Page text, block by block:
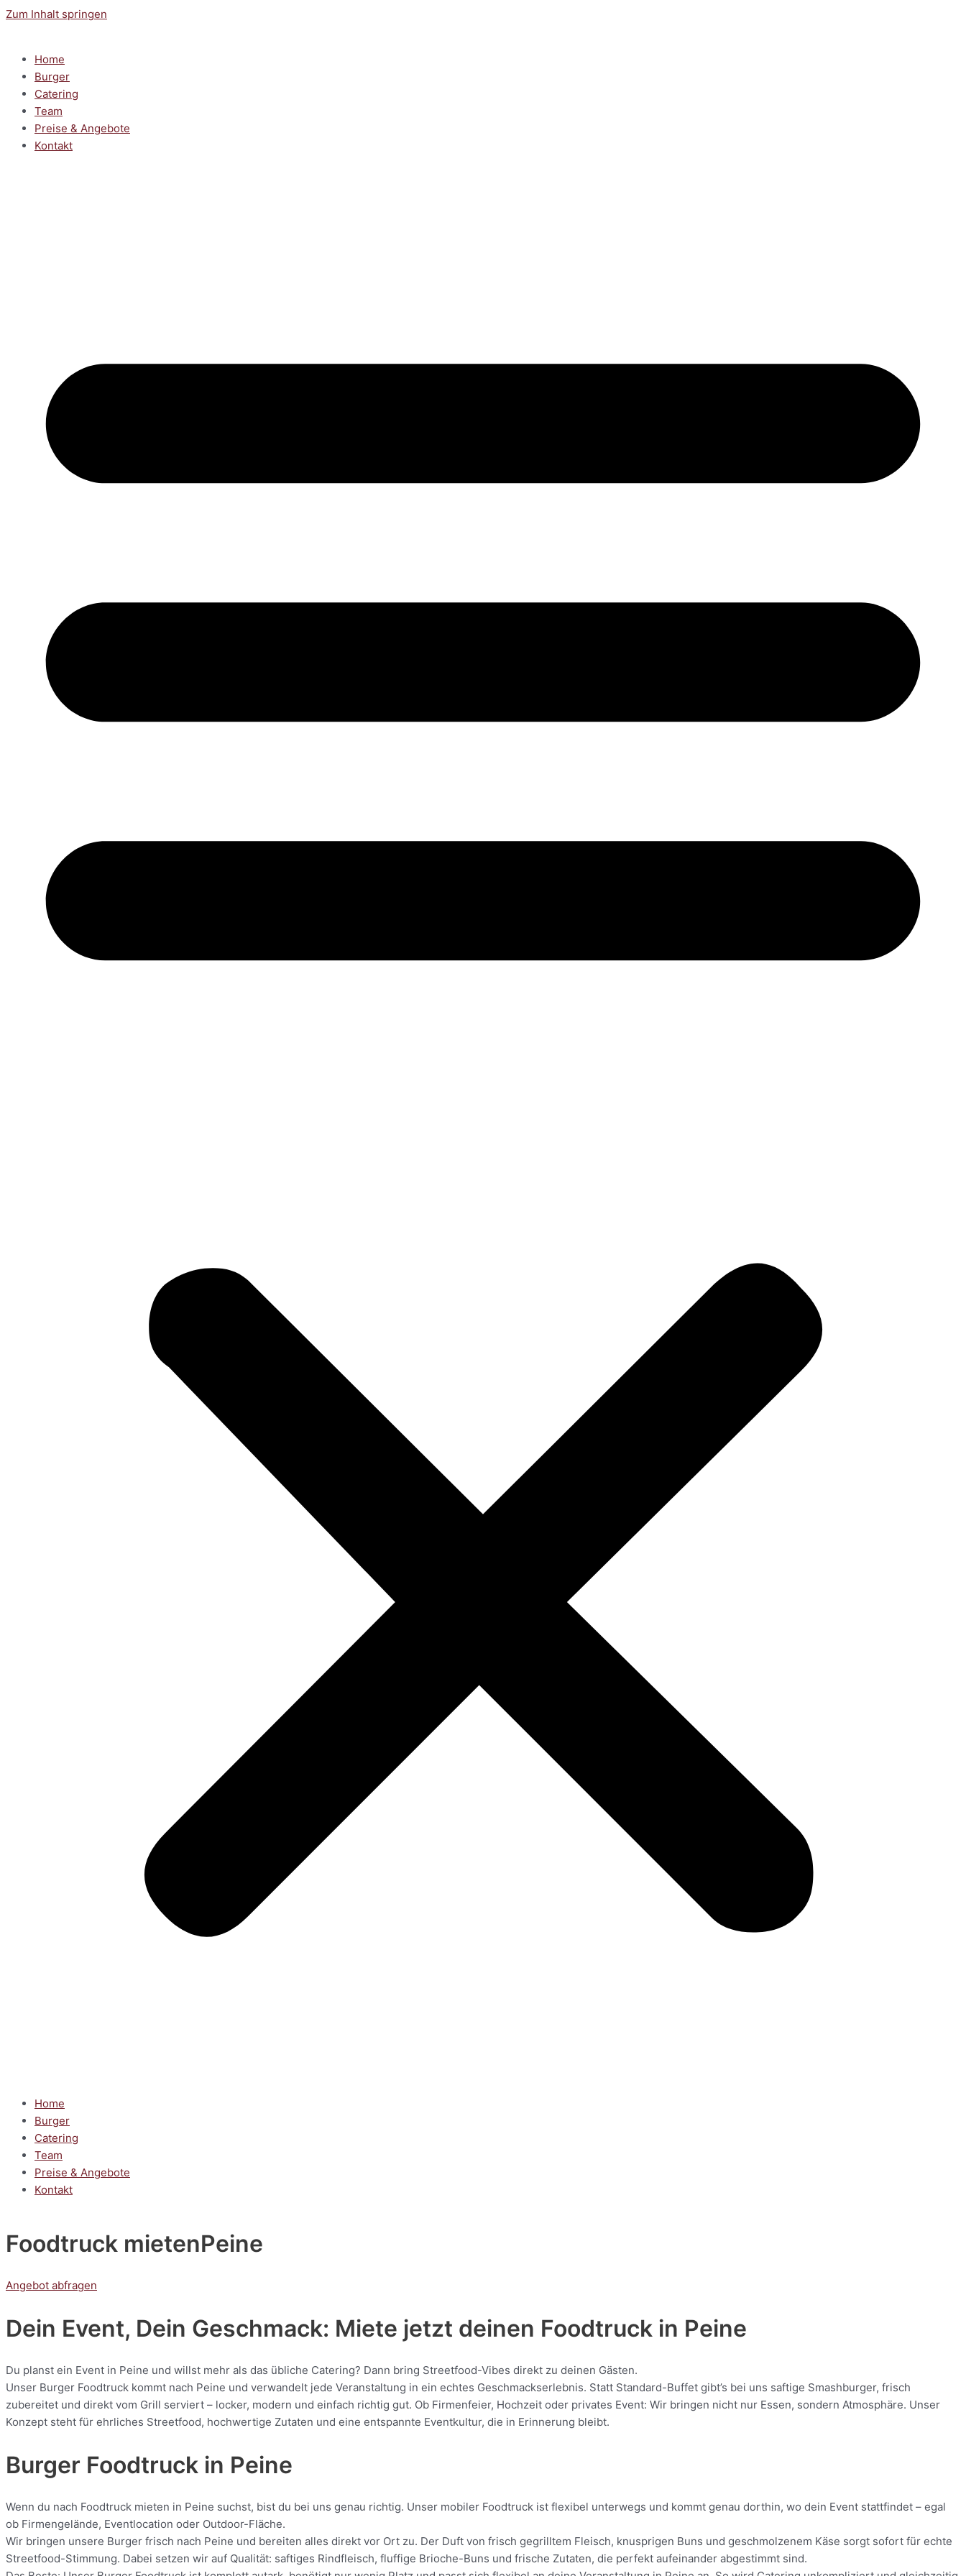
Zum Inhalt springen
Home
Burger
Catering
Team
Preise & Angebote
Kontakt
Home
Burger
Catering
Team
Preise & Angebote
Kontakt
Foodtruck mietenPeine
Angebot abfragen
Dein Event, Dein Geschmack: Miete jetzt deinen Foodtruck in Peine
Du planst ein Event in Peine und willst mehr als das übliche Catering? Dann bring Streetfood-Vibes direkt zu deinen Gästen.
Unser Burger Foodtruck kommt nach Peine und verwandelt jede Veranstaltung in ein echtes Geschmackserlebnis. Statt Standard-Buffet gibt’s bei uns saftige Smashburger, frisch
zubereitet und direkt vom Grill serviert – locker, modern und einfach richtig gut. Ob Firmenfeier, Hochzeit oder privates Event: Wir bringen nicht nur Essen, sondern Atmosphäre. Unser
Konzept steht für ehrliches Streetfood, hochwertige Zutaten und eine entspannte Eventkultur, die in Erinnerung bleibt.
Burger Foodtruck in Peine
Wenn du nach Foodtruck mieten in Peine suchst, bist du bei uns genau richtig. Unser mobiler Foodtruck ist flexibel unterwegs und kommt genau dorthin, wo dein Event stattfindet – egal
ob Firmengelände, Eventlocation oder Outdoor-Fläche.
Wir bringen unsere Burger frisch nach Peine und bereiten alles direkt vor Ort zu. Der Duft von frisch gegrilltem Fleisch, knusprigen Buns und geschmolzenem Käse sorgt sofort für echte
Streetfood-Stimmung. Dabei setzen wir auf Qualität: saftiges Rindfleisch, fluffige Brioche-Buns und frische Zutaten, die perfekt aufeinander abgestimmt sind.